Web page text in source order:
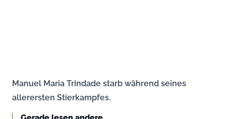
Manuel Maria Trindade starb während seines
allerersten Stierkampfes.